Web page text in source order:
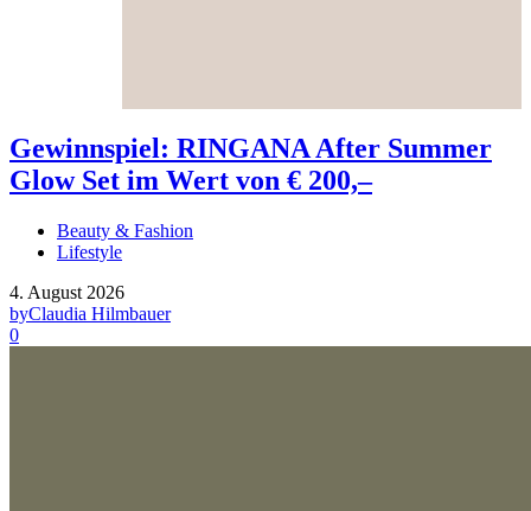
Gewinnspiel: RINGANA After Summer
Glow Set im Wert von € 200,–
Beauty & Fashion
Lifestyle
4. August 2026
byClaudia Hilmbauer
0